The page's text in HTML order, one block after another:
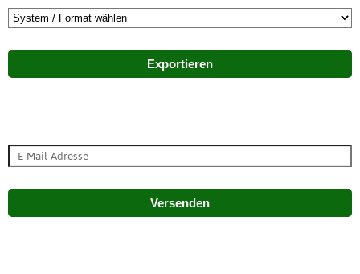
Exportieren
Versenden